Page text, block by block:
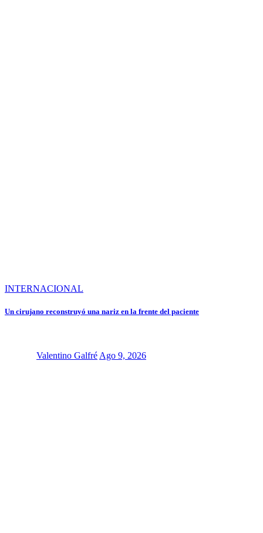
INTERNACIONAL
Un cirujano reconstruyó una nariz en la frente del paciente
Valentino Galfré Ago 9, 2026